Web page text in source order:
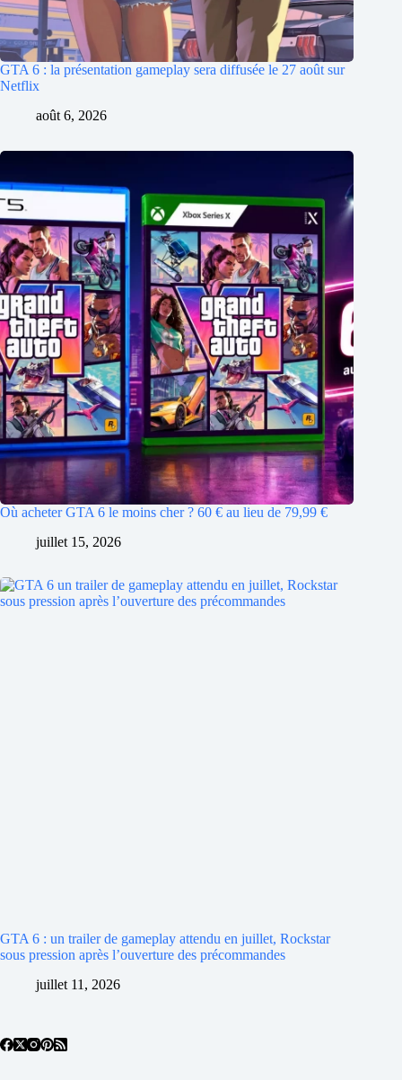
GTA 6 : la présentation gameplay sera diffusée le 27 août sur
Netflix
août 6, 2026
Où acheter GTA 6 le moins cher ? 60 € au lieu de 79,99 €
juillet 15, 2026
GTA 6 : un trailer de gameplay attendu en juillet, Rockstar
sous pression après l’ouverture des précommandes
juillet 11, 2026